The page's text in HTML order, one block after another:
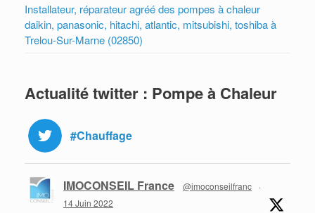
Installateur, réparateur agréé des pompes à chaleur
daikin, panasonic, hitachi, atlantic, mitsubishi, toshiba à
Trelou-Sur-Marne (02850)
Actualité twitter : Pompe à Chaleur
#Chauffage
IMOCONSEIL France @imoconseilfranc
·
14 Juin 2022